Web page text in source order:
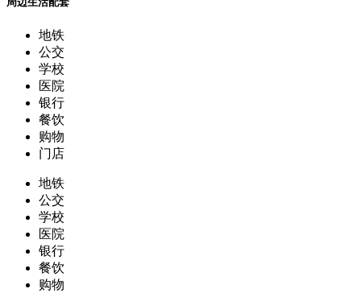
地铁
公交
学校
医院
银行
餐饮
购物
门店
地铁
公交
学校
医院
银行
餐饮
购物